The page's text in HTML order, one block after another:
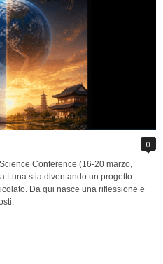
0
Conference (16-20 marzo,
Luna stia diventando un progetto
Da qui nasce una riflessione e